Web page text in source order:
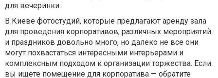
для вечеринки.
В Киеве фотостудий, которые предлагают аренду зала
для проведения корпоративов, различных мероприятий
и праздников довольно много, но далеко не все они
могут похвастаться интересными интерьерами и
комплексным подходом к организации торжества. Если
вы ищете помещение для корпоратива — обратите